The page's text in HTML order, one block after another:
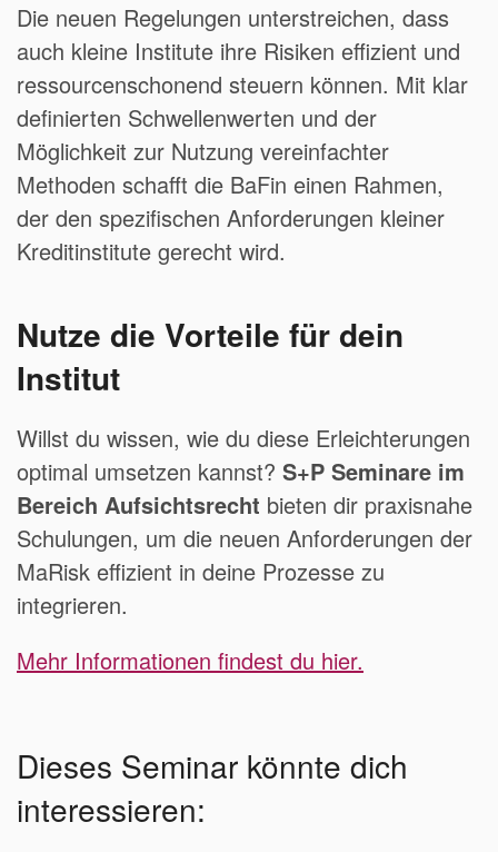
Die neuen Regelungen unterstreichen, dass
auch kleine Institute ihre Risiken effizient und
ressourcenschonend steuern können. Mit klar
definierten Schwellenwerten und der
Möglichkeit zur Nutzung vereinfachter
Methoden schafft die BaFin einen Rahmen,
der den spezifischen Anforderungen kleiner
Kreditinstitute gerecht wird.
Nutze die Vorteile für dein
Institut
Willst du wissen, wie du diese Erleichterungen
optimal umsetzen kannst? S+P Seminare im
Bereich Aufsichtsrecht bieten dir praxisnahe
Schulungen, um die neuen Anforderungen der
MaRisk effizient in deine Prozesse zu
integrieren.
Mehr Informationen findest du hier.
Dieses Seminar könnte dich
interessieren: